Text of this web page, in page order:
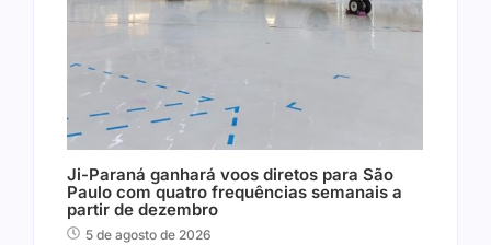
Ji-Paraná ganhará voos diretos para São
Paulo com quatro frequências semanais a
partir de dezembro
5 de agosto de 2026